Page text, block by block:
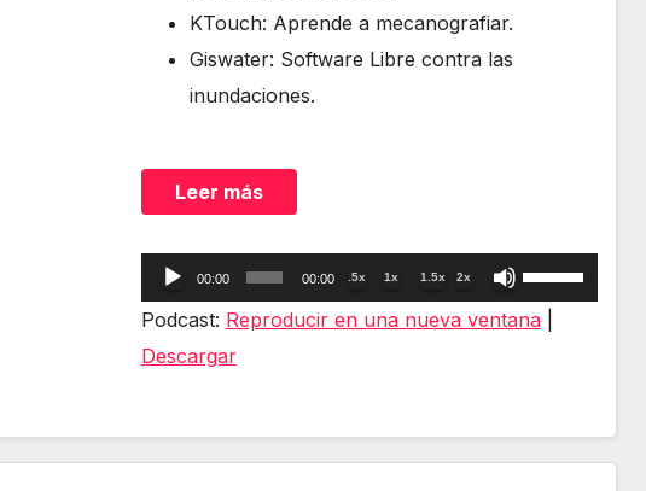
KTouch: Aprende a mecanografiar.
Giswater: Software Libre contra las
inundaciones.
Leer más
Reproductor
de
00:00 00:00 .5x 1x 1.5x 2x
Utiliza
las
Podcast: Reproducir en una nueva ventana|
Descargar